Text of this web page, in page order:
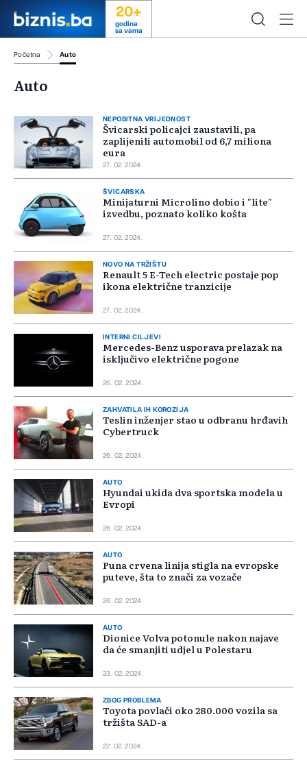
20+
godina
sa vama
Početna Auto
Auto
NEPOBITNA VRIJEDNOST
Švicarski policajci zaustavili, pa
zaplijenili automobil od 6,7 miliona
eura
27. 02. 2024.
ŠVICARSKA
Minijaturni Microlino dobio i "lite"
izvedbu, poznato koliko košta
27. 02. 2024.
NOVO NA TRŽIŠTU
Renault 5 E-Tech electric postaje pop
ikona električne tranzicije
27. 02. 2024.
INTERNI CILJEVI
Mercedes-Benz usporava prelazak na
isključivo električne pogone
26. 02. 2024.
ZAHVATILA IH KOROZIJA
Teslin inženjer stao u odbranu hrđavih
Cybertruck
26. 02. 2024.
AUTO
Hyundai ukida dva sportska modela u
Evropi
26. 02. 2024.
AUTO
Puna crvena linija stigla na evropske
puteve, šta to znači za vozače
26. 02. 2024.
AUTO
Dionice Volva potonule nakon najave
da će smanjiti udjel u Polestaru
23. 02. 2024.
ZBOG PROBLEMA
Toyota povlači oko 280.000 vozila sa
tržišta SAD-a
22. 02. 2024.